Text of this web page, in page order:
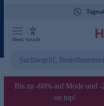
Menü Ansicht
Bis zu -60% auf Mode und -
on top!